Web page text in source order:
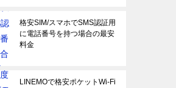
格安SIM/スマホでSMS認証用
に電話番号を持つ場合の最安
料金
LINEMOで格安ポケットWi-Fi